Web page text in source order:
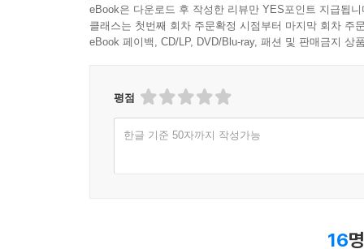
eBook은 다운로드 후 작성한 리뷰만 YES포인트 지급됩니
클래스는 첫번째 회차 주문확정 시점부터 마지막 회차 주
eBook 페이백, CD/LP, DVD/Blu-ray, 패션 및 판매금지 상
평점
한글 기준 50자까지 작성가능
16